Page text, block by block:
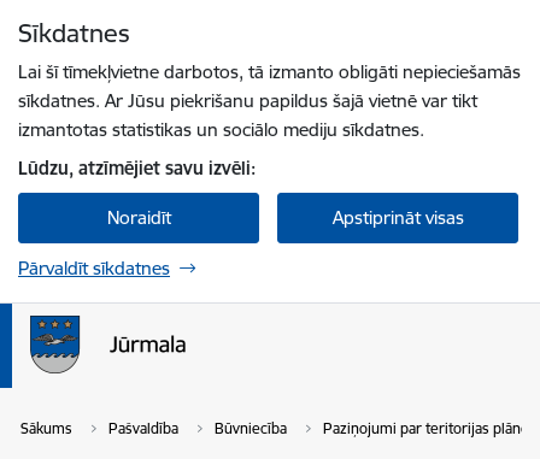
Sīkdatnes
Lai šī tīmekļvietne darbotos, tā izmanto obligāti nepieciešamās
sīkdatnes. Ar Jūsu piekrišanu papildus šajā vietnē var tikt
izmantotas statistikas un sociālo mediju sīkdatnes.
Lūdzu, atzīmējiet savu izvēli:
Noraidīt Apstiprināt visas
Pārvaldīt sīkdatnes
Sākums Pašvaldība Būvniecība Paziņojumi par teritorijas